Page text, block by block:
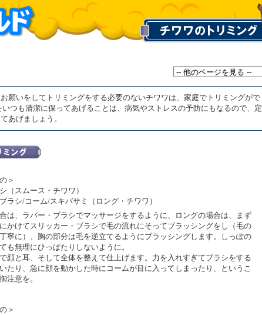
願いをしてトリミングをする必要のないチワワは、家庭でトリミングがで
いつも清潔に保ってあげることは、病気やストレスの予防にもなるので、定
あげましょう。
＞
（スムース・チワワ）
ラシ/コーム/スキバサミ（ロング・チワワ）
は、ラバー・ブラシでマッサージをするように、ロングの場合は、まず
かけてスリッカー・ブラシで毛の流れにそってブラッシングをし（毛の
寧に）、胸の部分は毛を逆立てるようにブラッシングします。しっぽの
も無理にひっぱたりしないように。
顔と耳、そして全体を整えて仕上げます。力を入れすぎてブラシをする
たり、急に顔を動かした時にコームが目に入ってしまったり、というこ
注意を。
＞